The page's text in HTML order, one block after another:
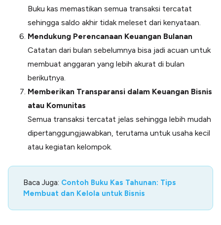
Buku kas memastikan semua transaksi tercatat
sehingga saldo akhir tidak meleset dari kenyataan.
Mendukung Perencanaan Keuangan Bulanan
Catatan dari bulan sebelumnya bisa jadi acuan untuk
membuat anggaran yang lebih akurat di bulan
berikutnya.
Memberikan Transparansi dalam Keuangan Bisnis
atau Komunitas
Semua transaksi tercatat jelas sehingga lebih mudah
dipertanggungjawabkan, terutama untuk usaha kecil
atau kegiatan kelompok.
Baca Juga: Contoh Buku Kas Tahunan: Tips
Membuat dan Kelola untuk Bisnis